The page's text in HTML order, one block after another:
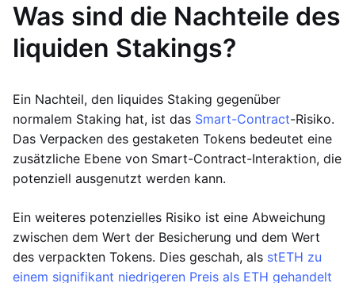
Was sind die Nachteile des
liquiden Stakings?
Ein Nachteil, den liquides Staking gegenüber
normalem Staking hat, ist das Smart-Contract-Risiko.
Das Verpacken des gestaketen Tokens bedeutet eine
zusätzliche Ebene von Smart-Contract-Interaktion, die
potenziell ausgenutzt werden kann.
Ein weiteres potenzielles Risiko ist eine Abweichung
zwischen dem Wert der Besicherung und dem Wert
des verpackten Tokens. Dies geschah, als stETH zu
einem signifikant niedrigeren Preis als ETH gehandelt